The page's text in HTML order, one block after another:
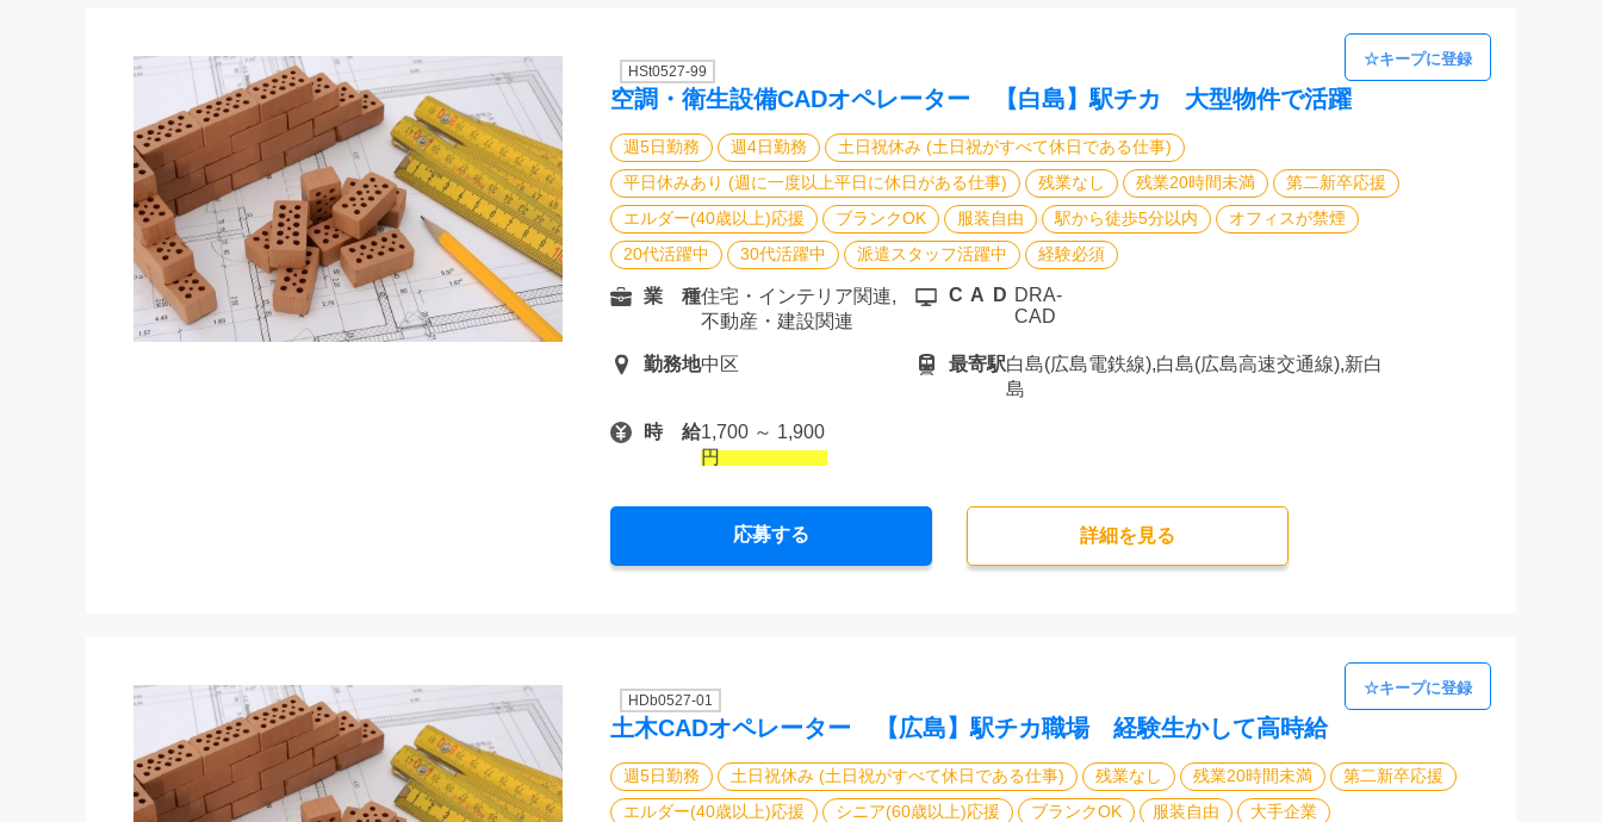
HSt0527-99
空調・衛生設備CADオペレーター 【白島】駅チカ 大型物件で活躍
週5日勤務 週4日勤務
土日祝休み (土日祝がすべて休日である仕事)
平日休みあり (週に一度以上平日に休日がある仕事)
残業なし 残業20時間未満
第二新卒応援
エルダー(40歳以上)応援
ブランクOK 服装自由 駅から徒歩5分以内
オフィスが禁煙
20代活躍中
30代活躍中 派遣スタッフ活躍中 経験必須
業 種住宅・インテリア関連,
不動産・建設関連
CAD DRA-
CAD
勤務地中区 最寄駅白島(広島電鉄線),白島(広島高速交通線),新白
島
時 給1,700 ～ 1,900
円
応募する 詳細を⾒る
HDb0527-01
土木CADオペレーター 【広島】駅チカ職場 経験生かして高時給
週5日勤務 土日祝休み (土日祝がすべて休日である仕事) 残業なし 残業20時間未満
第二新卒応援
エルダー(40歳以上)応援
シニア(60歳以上)応援 ブランクOK 服装自由
大手企業